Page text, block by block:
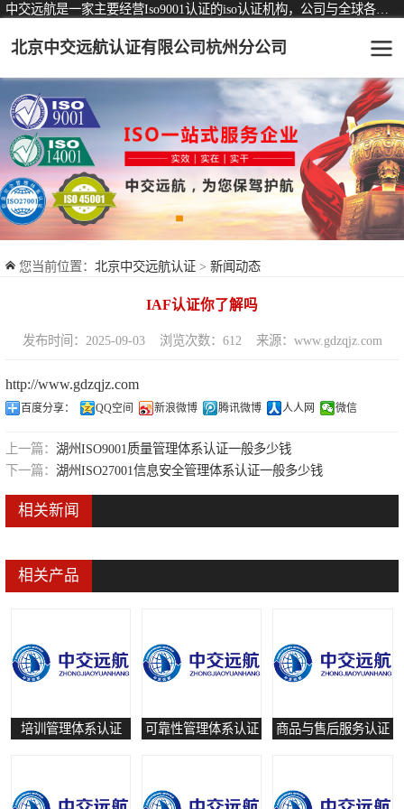
北京中交远航认证有限公司杭州分公司
您当前位置： 北京中交远航认证 > 新闻动态
IAF认证你了解吗
发布时间：2025-09-03 浏览次数：612 来源：www.gdzqjz.com
http://www.gdzqjz.com
百度分享： QQ空间 新浪微博 腾讯微博 人人网 微信
上一篇： 湖州ISO9001质量管理体系认证一般多少钱
下一篇： 湖州ISO27001信息安全管理体系认证一般多少钱
相关新闻
相关产品
培训管理体系认证 可靠性管理体系认证 商品与售后服务认证
认证服务 可从事认证业务一览表
ISO9001质量管理体系认证
ISO14001环境管理体系认证
ISO45001职业健康安全管理体系认证
交通运输服务认证
ISO27001信息安全管理体系认证
培训管理体系认证